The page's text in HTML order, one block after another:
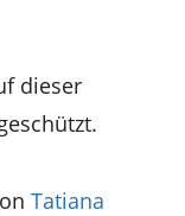
dieser
Tatiana